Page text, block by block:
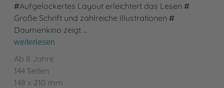
#Aufgelockertes Layout erleichtert das Lesen #
Große Schrift und zahlreiche Illustrationen #
Daumenkino zeigt …
weiterlesen
Ab 8 Jahre
144 Seiten
148 x 210 mm